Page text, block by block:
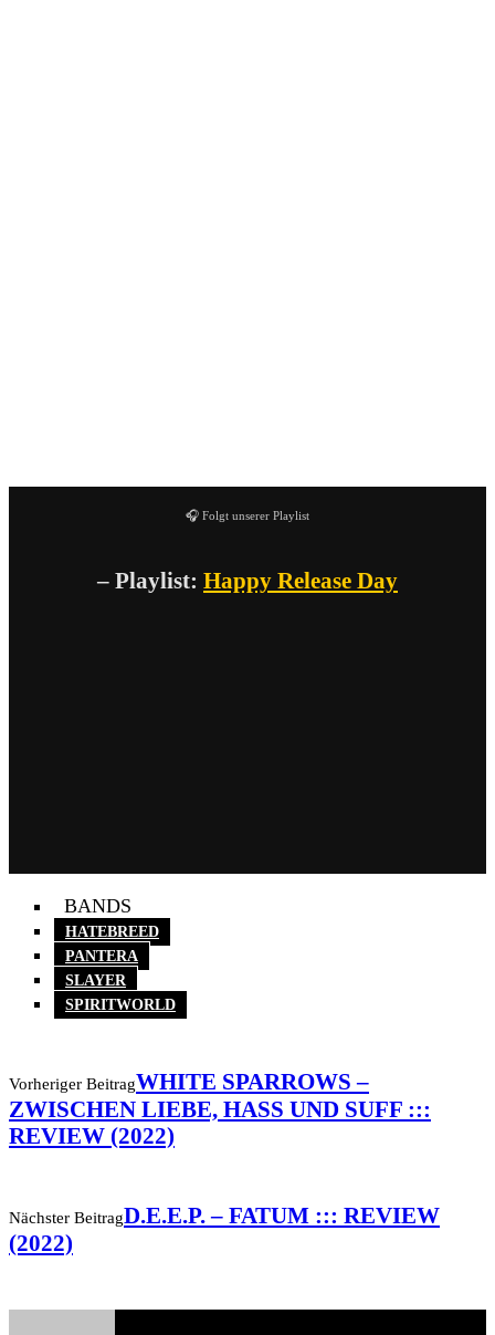
🎧 Folgt unserer Playlist
– Playlist: Happy Release Day
BANDS
HATEBREED
PANTERA
SLAYER
SPIRITWORLD
Vorheriger BeitragWHITE SPARROWS –
ZWISCHEN LIEBE, HASS UND SUFF :::
REVIEW (2022)
Nächster BeitragD.E.E.P. – FATUM ::: REVIEW
(2022)